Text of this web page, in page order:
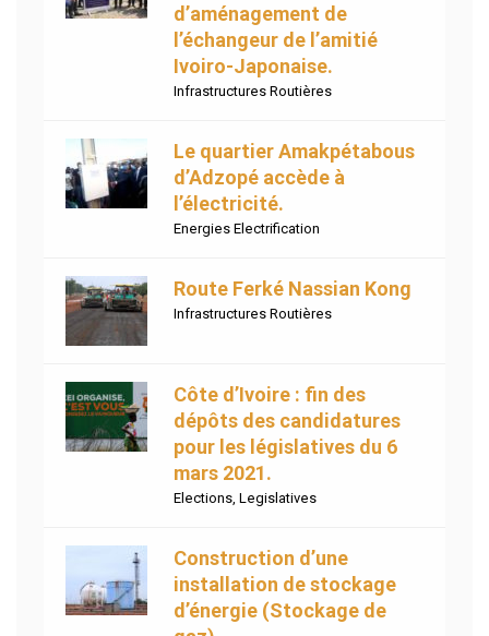
d’aménagement de
l’échangeur de l’amitié
Ivoiro-Japonaise.
Infrastructures Routières
Le quartier Amakpétabous
d’Adzopé accède à
l’électricité.
Energies Electrification
Route Ferké Nassian Kong
Infrastructures Routières
Côte d’Ivoire : fin des
dépôts des candidatures
pour les législatives du 6
mars 2021.
Elections Legislatives
Construction d’une
installation de stockage
d’énergie (Stockage de